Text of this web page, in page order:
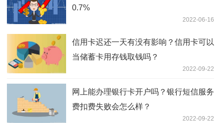
0.7%
2022-06-16
信用卡迟还一天有没有影响？信用卡可以
当储蓄卡用存钱取钱吗？
2022-09-22
网上能办理银行卡开户吗？银行短信服务
费扣费失败会怎么样？
2022-09-22